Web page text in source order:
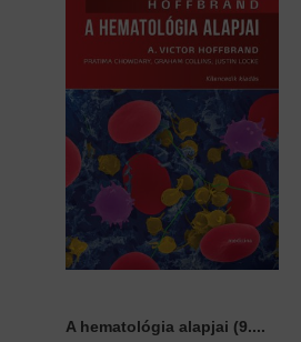
A hematológia alapjai (9....